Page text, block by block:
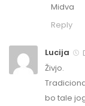
Midva
Reply
Lucija
Živjo.
bo tale